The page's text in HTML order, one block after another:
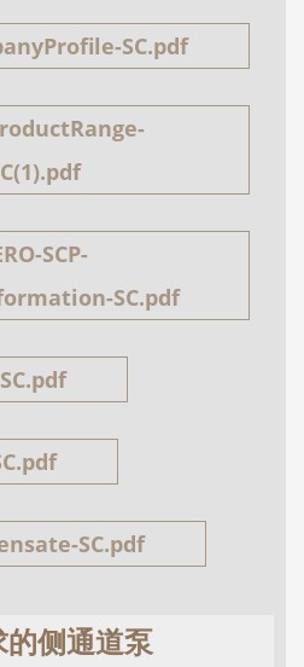
SC.pdf
SCP-
SC.pdf
SC.pdf
侧通道泵